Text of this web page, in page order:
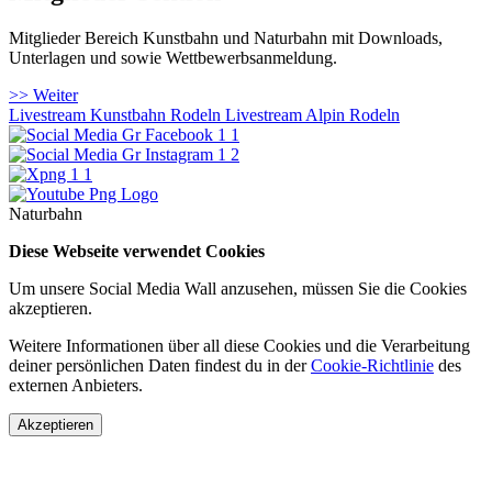
Mitglieder Bereich Kunstbahn und Naturbahn mit Downloads,
Unterlagen und sowie Wettbewerbsanmeldung.
>> Weiter
Livestream Kunstbahn Rodeln Livestream Alpin Rodeln
Naturbahn
Diese Webseite verwendet Cookies
Um unsere Social Media Wall anzusehen, müssen Sie die Cookies
akzeptieren.
Weitere Informationen über all diese Cookies und die Verarbeitung
deiner persönlichen Daten findest du in derCookie-Richtlinie des
externen Anbieters.
Akzeptieren